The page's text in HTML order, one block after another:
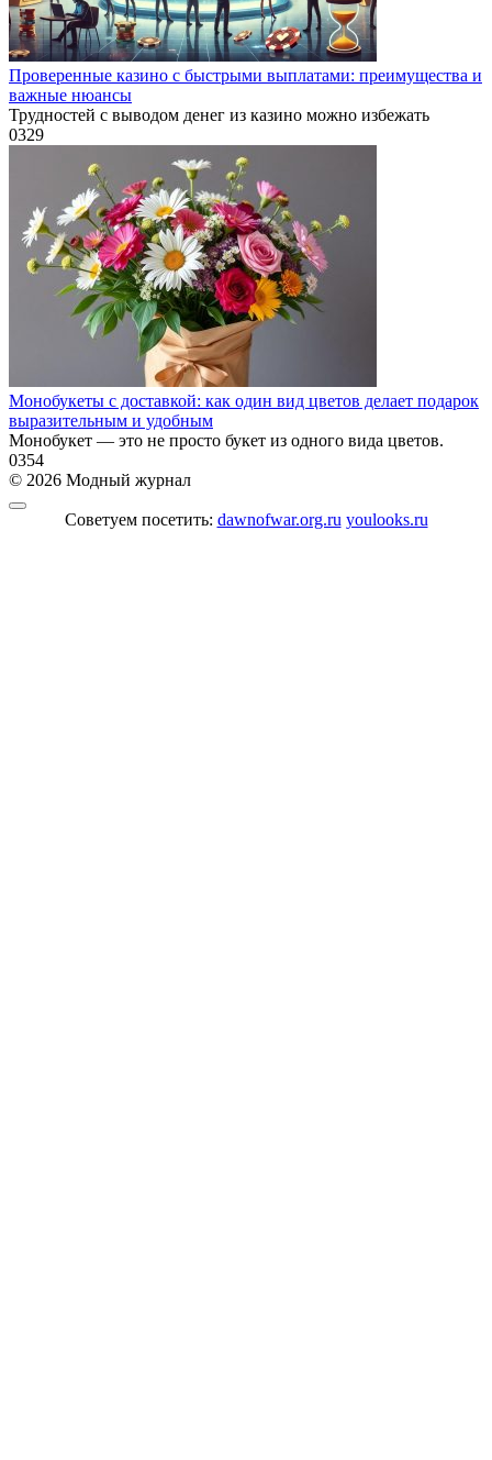
Проверенные казино с быстрыми выплатами: преимущества и
важные нюансы
Трудностей с выводом денег из казино можно избежать
0329
Монобукеты с доставкой: как один вид цветов делает подарок
выразительным и удобным
Монобукет — это не просто букет из одного вида цветов.
0354
© 2026 Модный журнал
Советуем посетить: dawnofwar.org.ru youlooks.ru